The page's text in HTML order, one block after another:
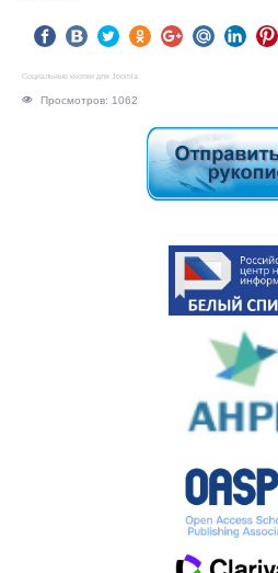
Социальные кнопки для Joomla
Просмотров: 1062